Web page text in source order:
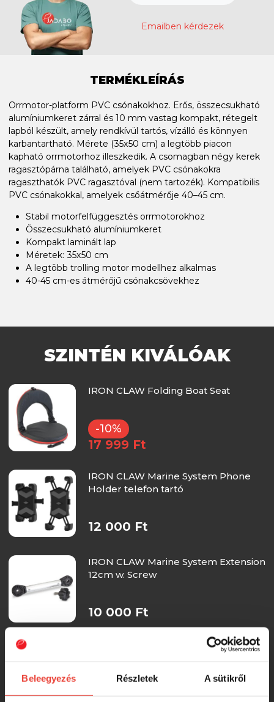
Beleegyezés Részletek A sütikről
Emailben kérdezek
TERMÉKLEÍRÁS
Orrmotor-platform PVC csónakokhoz. Erős, összecsukható
alumíniumkeret zárral és 10 mm vastag kompakt, rétegelt
lapból készült, amely rendkívül tartós, vízálló és könnyen
karbantartható. Mérete (35x50 cm) a legtöbb piacon
kapható orrmotorhoz illeszkedik. A csomagban négy kerek
ragasztópárna található, amelyek PVC csónakokra
ragaszthatók PVC ragasztóval (nem tartozék). Kompatibilis
PVC csónakokkal, amelyek csőátmérője 40–45 cm.
Stabil motorfelfüggesztés orrmotorokhoz
Összecsukható alumíniumkeret
Kompakt laminált lap
Méretek: 35x50 cm
A legtöbb trolling motor modellhez alkalmas
40-45 cm-es átmérőjű csónakcsövekhez
SZINTÉN KIVÁLÓAK
IRON CLAW Folding Boat Seat
-10%
17 999 Ft
IRON CLAW Marine System Phone
Holder telefon tartó
12 000 Ft
IRON CLAW Marine System Extension
12cm w. Screw
10 000 Ft
Nevis Csónakrögzítő kötél